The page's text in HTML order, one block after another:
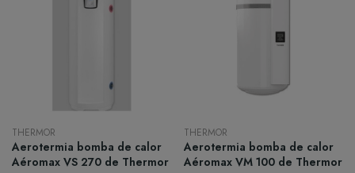
THERMOR
Aerotermia bomba de calor
Aéromax VS 270 de Thermor
THERMOR
Aerotermia bomba de calor
Aéromax VM 100 de Thermor